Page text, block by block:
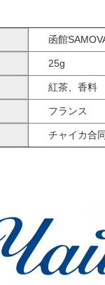
函館
紅茶、香料
フランス
チャイカ合同